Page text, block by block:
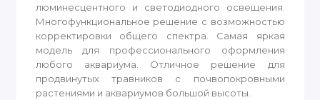
люминесцентного и светодиодного освещения.
Многофункциональное решение с возможностью
корректировки общего спектра. Самая яркая
модель для профессионального оформления
любого аквариума. Отличное решение для
продвинутых травников с почвопокровными
растениями и аквариумов большой высоты.